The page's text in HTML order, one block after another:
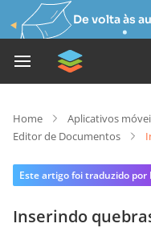
De volta às
Home Aplicativos
Editor de Documentos
Este artigo foi traduzido por
Inserindo